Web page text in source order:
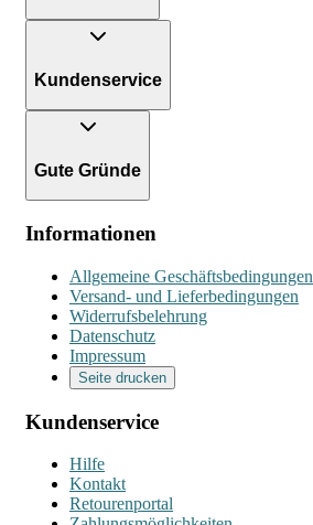
Kundenservice
Gute Gründe
Informationen
Allgemeine Geschäftsbedingungen
Versand- und Lieferbedingungen
Widerrufsbelehrung
Datenschutz
Impressum
Seite drucken
Kundenservice
Hilfe
Kontakt
Retourenportal